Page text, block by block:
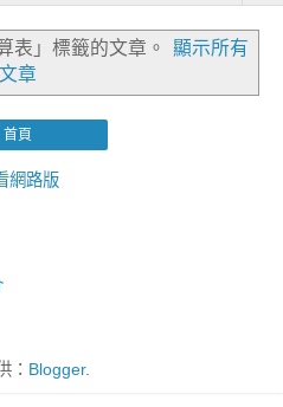
表」 標籤的文章。
顯示所有
文章
首頁
網路版
： Blogger.